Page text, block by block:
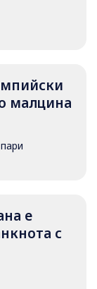
малцина
е
с